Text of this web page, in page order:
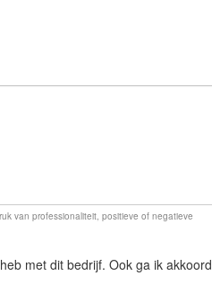
van professionaliteit, positieve of negatieve
met dit bedrijf. Ook ga ik akkoord